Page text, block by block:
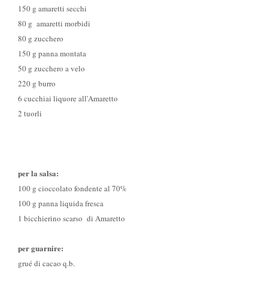
150 g amaretti secchi
80 g amaretti morbidi
80 g zucchero
150 g panna montata
50 g zucchero a velo
220 g burro
6 cucchiai liquore all'Amaretto
2 tuorli
per la salsa:
100 g cioccolato fondente al 70%
100 g panna liquida fresca
1 bicchierino scarso di Amaretto
per guarnire:
grué di cacao q.b.